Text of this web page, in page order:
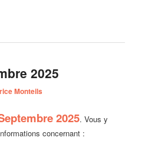
2025
Monteils
2025. Vous y
concernant :